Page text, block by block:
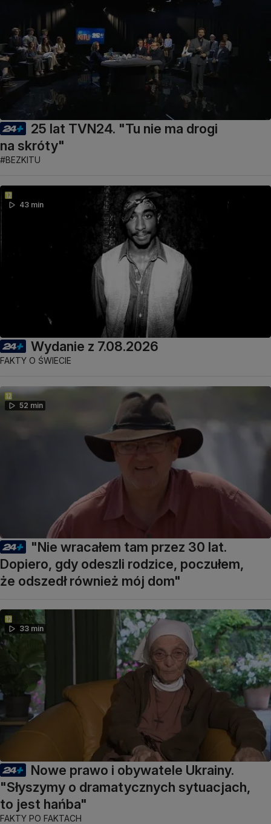
25 lat TVN24. "Tu nie ma drogi
na skróty"
#BEZKITU
43 min
Wydanie z 7.08.2026
FAKTY O ŚWIECIE
52 min
"Nie wracałem tam przez 30 lat.
Dopiero, gdy odeszli rodzice, poczułem,
że odszedł również mój dom"
33 min
Nowe prawo i obywatele Ukrainy.
"Słyszymy o dramatycznych sytuacjach,
to jest hańba"
FAKTY PO FAKTACH